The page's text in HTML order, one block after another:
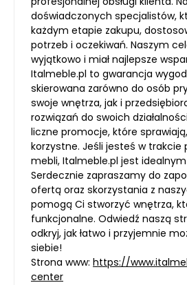
doświadczonych specjalistów,
każdym etapie zakupu,
potrzeb i oczekiwań. Naszym
wyjątkowo i miał najlepsze
Italmeble.pl to gwarancja
skierowana zarówno do osób
swoje wnętrza, jak i
rozwiązań do swoich
liczne promocje, które
korzystne. Jeśli jesteś w trakcie
mebli, Italmeble.pl jest
Serdecznie zapraszamy do
ofertą oraz skorzystania z
pomogą Ci stworzyć wnętrza,
funkcjonalne. Odwiedź naszą
odkryj, jak łatwo i przyjemnie
siebie!
Strona www: https://
center